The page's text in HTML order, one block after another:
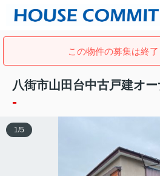
この物件の募集は終了
八街市山田台中古戸建オ
-
1/5